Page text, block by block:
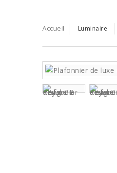
Accueil Luminaire